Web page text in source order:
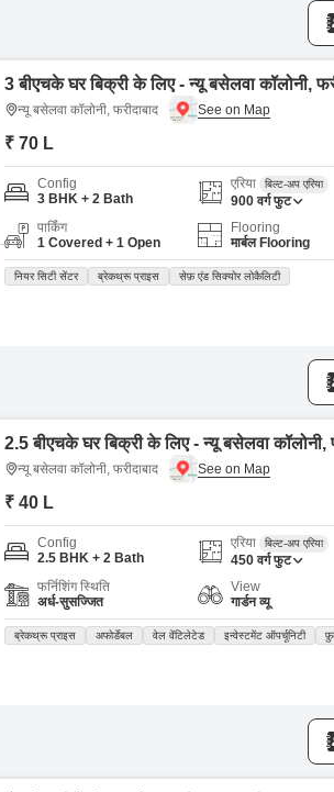
3 बीएचके घर बिक्री के लिए - न्यू बसेलवा कॉलोनी,
न्यू बसेलवा कॉलोनी, फरीदाबाद
₹ 70 L
Config
3 BHK + 2 Bath
एरिया बिल्ट-अप एरिया
900 वर्ग फुट
पार्किंग
1 Covered + 1 Open
Flooring
मार्बल Flooring
नियर सिटी सेंटर ब्रेकथ्रू प्राइस सेफ़ एंड सिक्योर लोकैलिटी
2.5 बीएचके घर बिक्री के लिए - न्यू बसेलवा कॉलोनी,
न्यू बसेलवा कॉलोनी, फरीदाबाद
₹ 40 L
Config
2.5 BHK + 2 Bath
एरिया बिल्ट-अप एरिया
450 वर्ग फुट
फर्निशिंग स्थिति
अर्ध-सुसज्जित
View
गार्डन व्यू
ब्रेकथ्रू प्राइस अफोर्डेबल वेल वेंटिलेटेड इन्वेस्टमेंट ऑपर्चूनिटी